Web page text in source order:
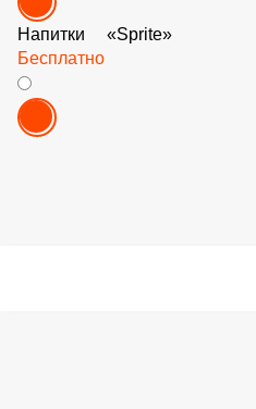
Напиток
Бесплатно